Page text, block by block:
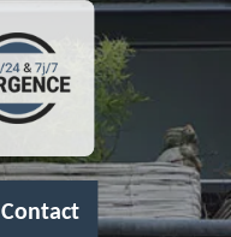
Contact